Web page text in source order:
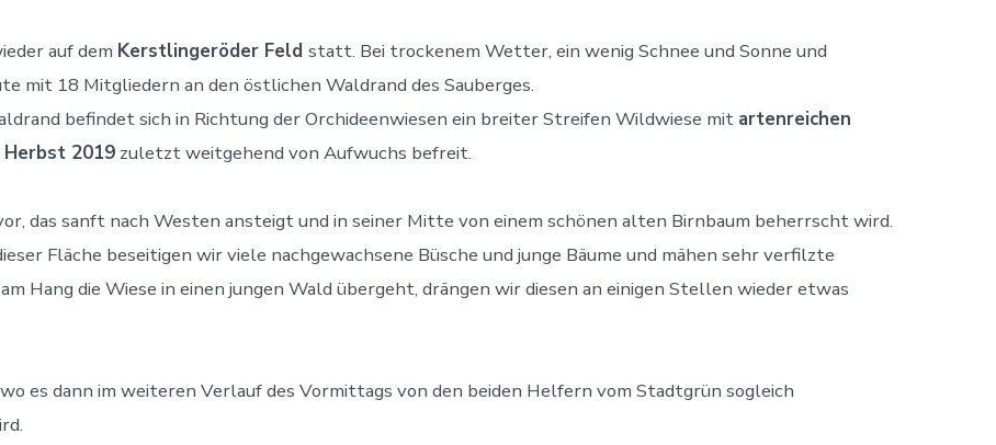
auf dem Kerstlingeröder Feld statt. Bei trockenem Wetter, ein wenig Schnee und Sonne und
mit 18 Mitgliedern an den östlichen Waldrand des Sauberges.
befindet sich in Richtung der Orchideenwiesen ein breiter Streifen Wildwiese mit artenreichen
Herbst 2019zuletzt weitgehend von Aufwuchs befreit.
das sanft nach Westen ansteigt und in seiner Mitte von einem schönen alten Birnbaum beherrscht wird.
Fläche beseitigen wir viele nachgewachsene Büsche und junge Bäume und mähen sehr verfilzte
Hang die Wiese in einen jungen Wald übergeht, drängen wir diesen an einigen Stellen wieder etwas
es dann im weiteren Verlauf des Vormittags von den beiden Helfern vom Stadtgrün sogleich